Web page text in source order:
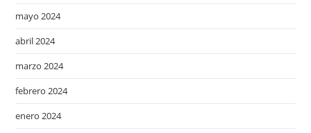
mayo 2024
abril 2024
marzo 2024
febrero 2024
enero 2024